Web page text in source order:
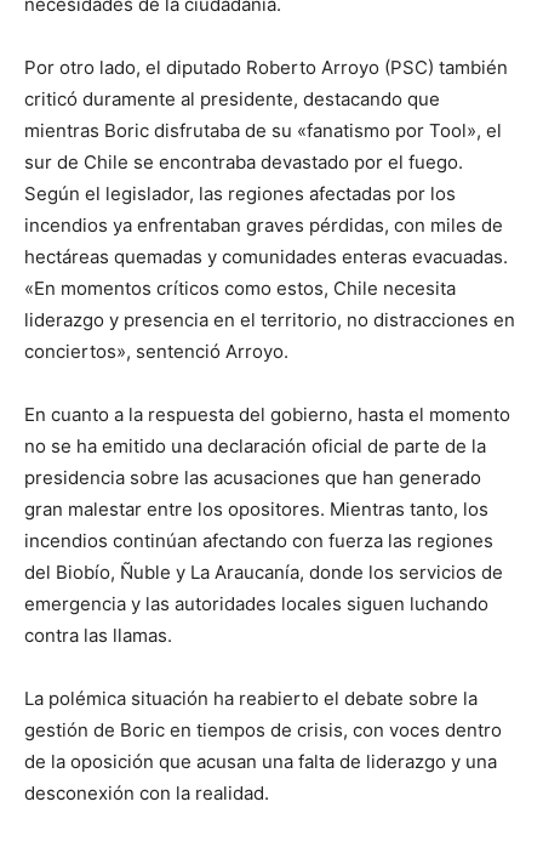
Por otro lado, el diputado Roberto Arroyo (PSC) también
criticó duramente al presidente, destacando que
mientras Boric disfrutaba de su «fanatismo por Tool», el
sur de Chile se encontraba devastado por el fuego.
Según el legislador, las regiones afectadas por los
incendios ya enfrentaban graves pérdidas, con miles de
hectáreas quemadas y comunidades enteras evacuadas.
«En momentos críticos como estos, Chile necesita
liderazgo y presencia en el territorio, no distracciones en
conciertos», sentenció Arroyo.
En cuanto a la respuesta del gobierno, hasta el momento
no se ha emitido una declaración oficial de parte de la
presidencia sobre las acusaciones que han generado
gran malestar entre los opositores. Mientras tanto, los
incendios continúan afectando con fuerza las regiones
del Biobío, Ñuble y La Araucanía, donde los servicios de
emergencia y las autoridades locales siguen luchando
contra las llamas.
La polémica situación ha reabierto el debate sobre la
gestión de Boric en tiempos de crisis, con voces dentro
de la oposición que acusan una falta de liderazgo y una
desconexión con la realidad.